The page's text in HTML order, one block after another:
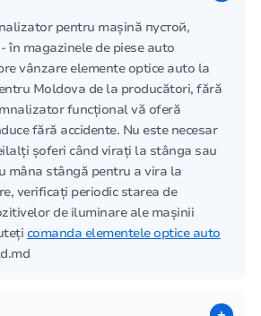
pentru mașină пустой,
- în magazinele de piese auto
vânzare elemente optice auto la
Moldova de la producători, fără
funcțional vă oferă
fără accidente. Nu este necesar
șoferi când virați la stânga sau
mâna stângă pentru a vira la
verificați periodic starea de
de iluminare ale mașinii
comanda elementele optice auto